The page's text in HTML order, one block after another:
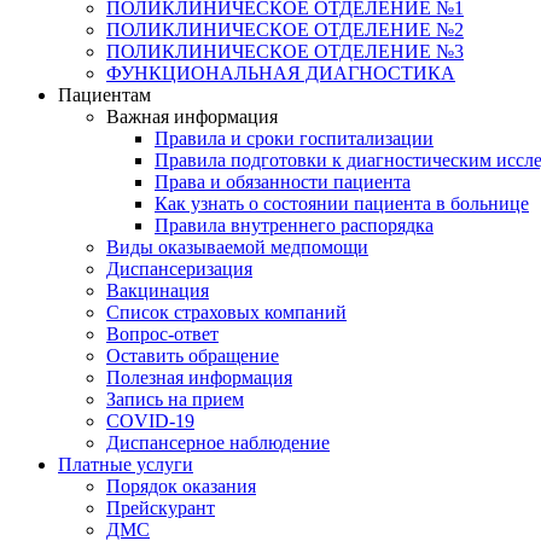
ПОЛИКЛИНИЧЕСКОЕ ОТДЕЛЕНИЕ №1
ПОЛИКЛИНИЧЕСКОЕ ОТДЕЛЕНИЕ №2
ПОЛИКЛИНИЧЕСКОЕ ОТДЕЛЕНИЕ №3
ФУНКЦИОНАЛЬНАЯ ДИАГНОСТИКА
Пациентам
Важная информация
Правила и сроки госпитализации
Правила подготовки к диагностическим
Права и обязанности пациента
Как узнать о состоянии пациента в больнице
Правила внутреннего распорядка
Виды оказываемой медпомощи
Диспансеризация
Вакцинация
Список страховых компаний
Вопрос-ответ
Оставить обращение
Полезная информация
Запись на прием
COVID-19
Диспансерное наблюдение
Платные услуги
Порядок оказания
Прейскурант
ДМС